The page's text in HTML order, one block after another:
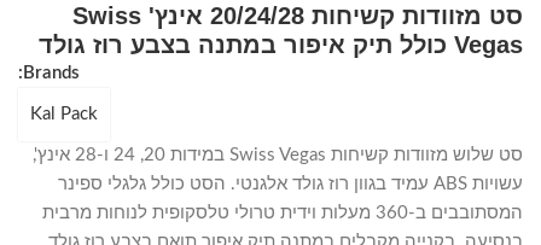
סט מזוודות קשיחות 20/24/28 אינץ' Swiss
Vegas כולל תיק איפור במתנה בצבע רוז גולד
Brands:
Kal Pack
סט שלוש מזוודות קשיחות Swiss Vegas במידות 20, 24 ו-28 אינץ',
עשויות ABS עמיד בגוון רוז גולד אלגנטי. הסט כולל גלגלי ספינר
המסתובבים ב-360 מעלות וידית טרולי טלסקופית לנוחות מרבית